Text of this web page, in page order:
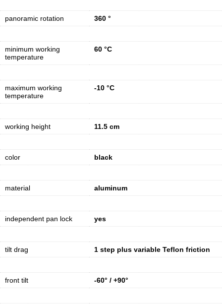
panoramic rotation 360 °
minimum working
temperature
60 °C
maximum working
temperature
-10 °C
working height 11.5 cm
color black
material aluminum
independent pan lock yes
tilt drag 1 step plus variable Teflon friction
front tilt -60° / +90°